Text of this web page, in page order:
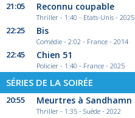
21:05 Reconnu coupable
Thriller - 1:40 - Etats-Unis - 2025
22:25 Bis
Comédie - 2:02 - France - 2014
22:45 Chien 51
Policier - 1:40 - France - 2025
SÉRIES DE LA SOIRÉE
20:55 Meurtres à Sandhamn
Thriller - 1:35 - Suède - 2022